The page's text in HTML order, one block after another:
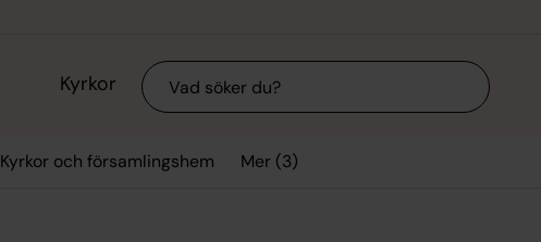
Kyrkor Sök
Kyrkor och församlingshem Mer (3)